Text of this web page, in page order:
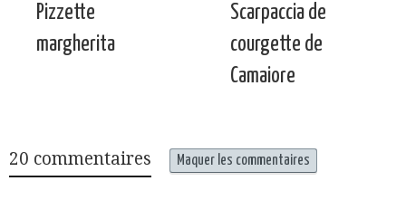
Pizzette
margherita
Scarpaccia de
courgette de
Camaiore
20 commentaires Maquer les commentaires